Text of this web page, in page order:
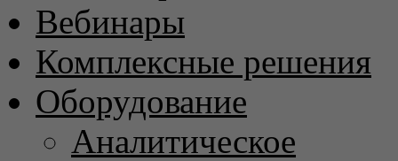
Вебинары
Комплексные решения
Оборудование
Аналитическое